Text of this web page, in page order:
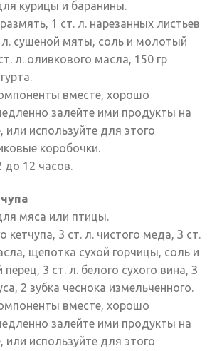
курицы и баранины.
1 ст. л. нарезанных листьев
сушеной мяты, соль и молотый
л. оливкового масла, 150 гр
вместе, хорошо
залейте ими продукты на
или используйте для этого
коробочки.
до 12 часов.
мяса или птицы.
кетчупа, 3 ст. л. чистого меда, З ст.
щепотка сухой горчицы, соль и
3 ст. л. белого сухого вина, З
2 зубка чеснока измельченного.
вместе, хорошо
залейте ими продукты на
или используйте для этого